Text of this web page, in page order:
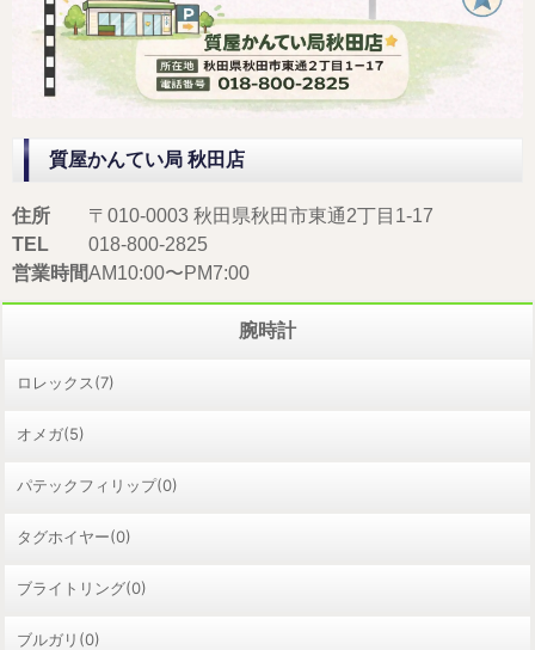
質屋かんてい局 秋田店
住所
〒010-0003 秋田県秋田市東通2丁目1-17
TEL
018-800-2825
営業時間AM10:00〜PM7:00
腕時計
ロレックス(7)
オメガ(5)
パテックフィリップ(0)
タグホイヤー(0)
ブライトリング(0)
ブルガリ(0)